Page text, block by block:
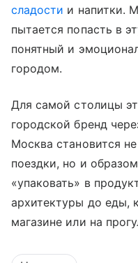
сладости и напитки.
пытается попасть в
понятный и
городом.
Для самой столицы
городской бренд
Москва становится
поездки, но и
«упаковать» в
архитектуры до еды,
магазине или на